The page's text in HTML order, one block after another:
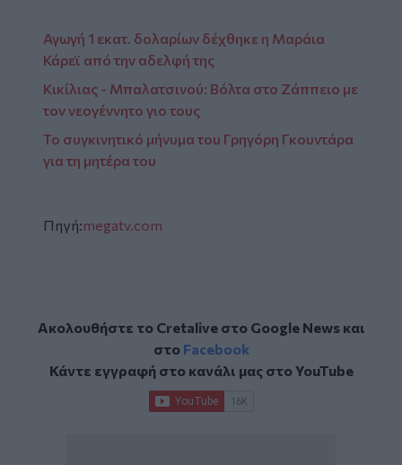
Αγωγή 1 εκατ. δολαρίων δέχθηκε η Μαράια
Κάρεϊ από την αδελφή της
Κικίλιας - Μπαλατσινού: Βόλτα στο Ζάππειο με
τον νεογέννητο γιο τους
Το συγκινητικό μήνυμα του Γρηγόρη Γκουντάρα
για τη μητέρα του
Πηγή:megatv.com
Ακολουθήστε το Cretalive στο Google Newsκαι
στο Facebook
Κάντε εγγραφή στο κανάλι μας στοYouTube